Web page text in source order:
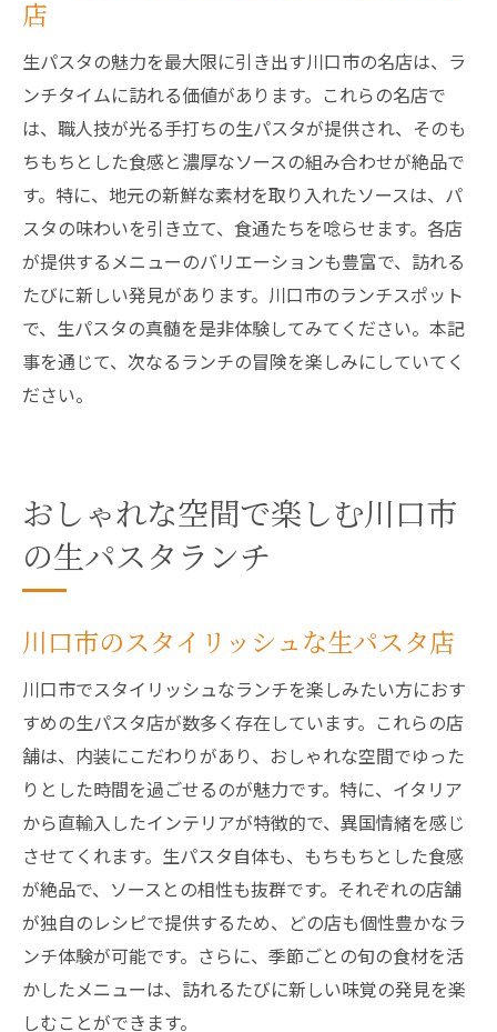
店
生パスタの魅力を最大限に引き出す川口市の名店は、ラ
ンチタイムに訪れる価値があります。これらの名店で
は、職人技が光る手打ちの生パスタが提供され、そのも
ちもちとした食感と濃厚なソースの組み合わせが絶品で
す。特に、地元の新鮮な素材を取り入れたソースは、パ
スタの味わいを引き立て、食通たちを唸らせます。各店
が提供するメニューのバリエーションも豊富で、訪れる
たびに新しい発見があります。川口市のランチスポット
で、生パスタの真髄を是非体験してみてください。本記
事を通じて、次なるランチの冒険を楽しみにしていてく
ださい。
おしゃれな空間で楽しむ川口市
の生パスタランチ
川口市のスタイリッシュな生パスタ店
川口市でスタイリッシュなランチを楽しみたい方におす
すめの生パスタ店が数多く存在しています。これらの店
舗は、内装にこだわりがあり、おしゃれな空間でゆった
りとした時間を過ごせるのが魅力です。特に、イタリア
から直輸入したインテリアが特徴的で、異国情緒を感じ
させてくれます。生パスタ自体も、もちもちとした食感
が絶品で、ソースとの相性も抜群です。それぞれの店舗
が独自のレシピで提供するため、どの店も個性豊かなラ
ンチ体験が可能です。さらに、季節ごとの旬の食材を活
かしたメニューは、訪れるたびに新しい味覚の発見を楽
しむことができます。